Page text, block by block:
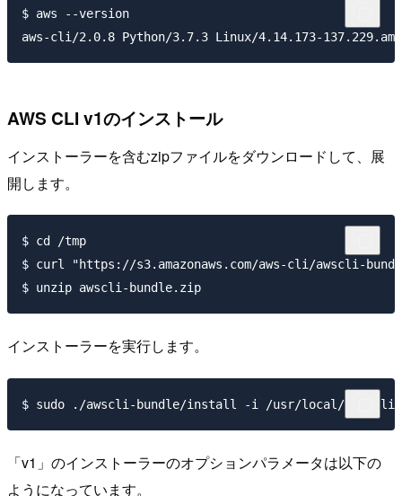
$ aws --version
AWS CLI v1のインストール
インストーラーを含むzipファイルをダウンロードして、展
開します。
$ cd /tmp
$ curl "https://s3.amazonaws.com/aws-cli/awscli-
インストーラーを実行します。
「v1」のインストーラーのオプションパラメータは以下の
ようになっています。